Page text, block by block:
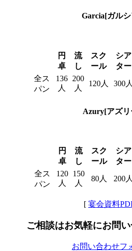
Garcia[ガル
円
卓
流
し
スク
ール
シア
ター
全ス
パン
136
人
200
人
120人 300人
Azury[アズリ
円
卓
流
し
スク
ール
シア
ター
全ス
パン
120
人
150
人
80人 200人
[ 宴会資料
ご相談はお気軽にお問
お問い合わせフ